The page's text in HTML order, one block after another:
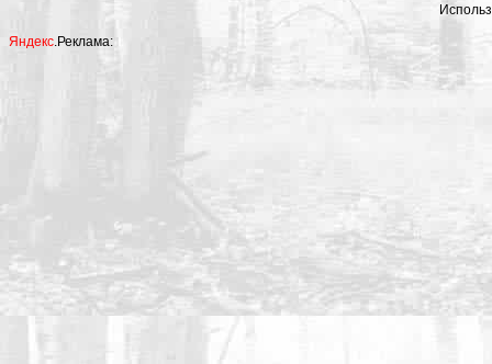
Яндекс.Реклама: